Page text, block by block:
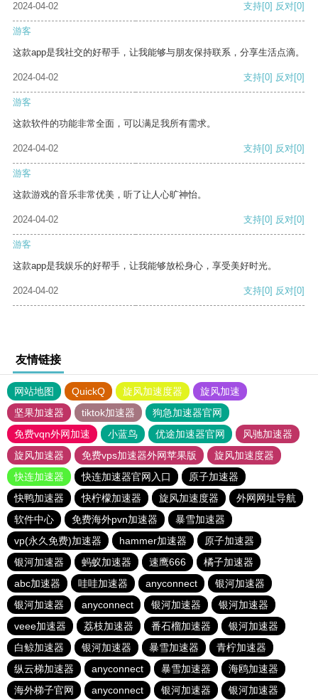
2024-04-02
支持[0] 反对[0]
游客
这款app是我社交的好帮手，让我能够与朋友保持联系，分享生活点滴。
2024-04-02 支持[0] 反对[0]
游客
这款软件的功能非常全面，可以满足我所有需求。
2024-04-02 支持[0] 反对[0]
游客
这款游戏的音乐非常优美，听了让人心旷神怡。
2024-04-02 支持[0] 反对[0]
游客
这款app是我娱乐的好帮手，让我能够放松身心，享受美好时光。
2024-04-02 支持[0] 反对[0]
友情链接
网站地图 QuickQ 旋风加速度器
旋风加速
坚果加速器
tiktok加速器
狗急加速器官网
免费vqn外网加速
小蓝鸟 优途加速器官网
风驰加速器
旋风加速器
免费vps加速器外网苹果版
旋风加速度器
快连加速器
快连加速器官网入口
原子加速器
快鸭加速器
快柠檬加速器 旋风加速度器
外网网址导航
软件中心
免费海外pvn加速器
暴雪加速器
vp(永久免费)加速器
hammer加速器
原子加速器
银河加速器
蚂蚁加速器 速鹰666
橘子加速器
abc加速器
哇哇加速器 anyconnect
银河加速器
银河加速器
anyconnect 银河加速器
银河加速器
veee加速器
荔枝加速器 番石榴加速器
银河加速器
白鲸加速器
银河加速器 暴雪加速器
青柠加速器
纵云梯加速器
anyconnect 暴雪加速器
海鸥加速器
海外梯子官网
anyconnect 银河加速器 银河加速器